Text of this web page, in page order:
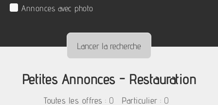
Annonces avec photo
Petites Annonces - Restauration
Toutes les offres : 0 Particulier : 0